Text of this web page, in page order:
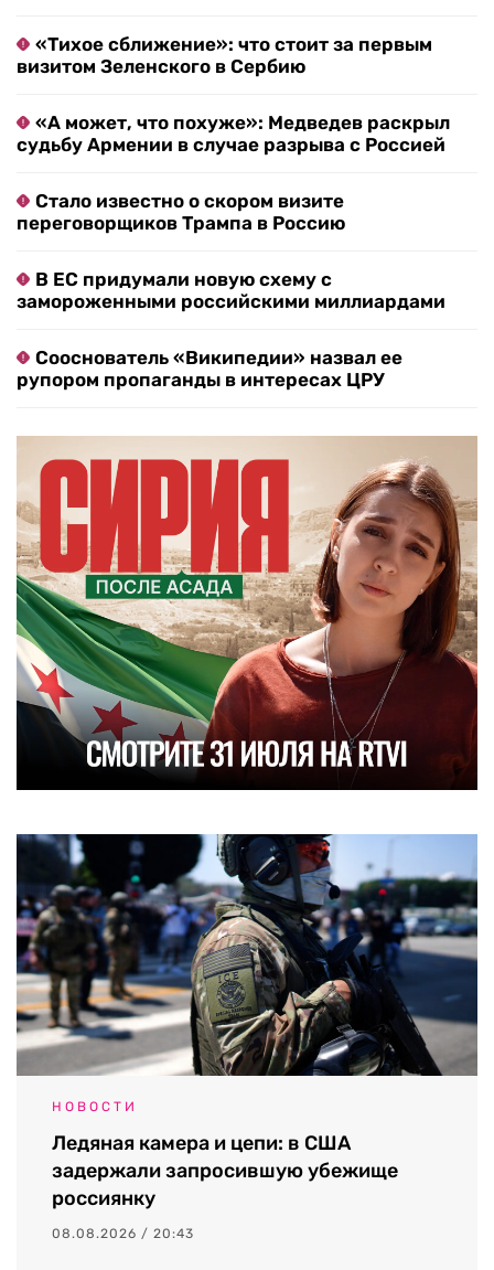
«Тихое сближение»: что стоит за первым
визитом Зеленского в Сербию
«А может, что похуже»: Медведев раскрыл
судьбу Армении в случае разрыва с Россией
Стало известно о скором визите
переговорщиков Трампа в Россию
В ЕС придумали новую схему с
замороженными российскими миллиардами
Сооснователь «Википедии» назвал ее
рупором пропаганды в интересах ЦРУ
НОВОСТИ
Ледяная камера и цепи: в США
задержали запросившую убежище
россиянку
08.08.2026 / 20:43